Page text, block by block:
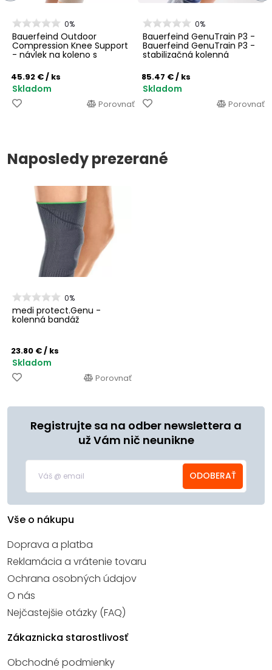
0%
Bauerfeind Outdoor
Compression Knee Support
- návlek na koleno s
45.92 €/ ks
Skladom
Porovnať
0%
Bauerfeind GenuTrain P3 -
Bauerfeind GenuTrain P3 -
stabilizačná kolenná
jabĺčkom
85.47 €/ ks
Skladom
Porovnať
Naposledy prezerané
0%
medi protect.Genu -
kolenná bandáž
23.80 €/ ks
Skladom
Porovnať
Registrujte sa na odber newslettera a
už Vám nič neunikne
ODOBERAŤ
Vše o nákupu
Doprava a platba
Reklamácia a vrátenie tovaru
Ochrana osobných údajov
O nás
Nejčastejšie otázky (FAQ)
Zákaznicka starostlivosť
Obchodné podmienky